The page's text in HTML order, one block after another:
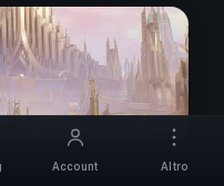
Account Altro